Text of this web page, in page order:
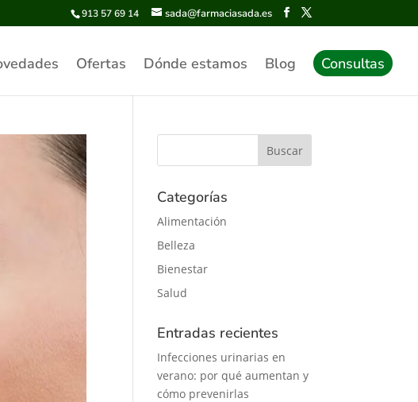
913 57 69 14 sada@farmaciasada.es
Ofertas Dónde estamos Blog Consultas
Categorías
Alimentación
Belleza
Bienestar
Salud
Entradas recientes
Infecciones urinarias en
verano: por qué aumentan y
cómo prevenirlas